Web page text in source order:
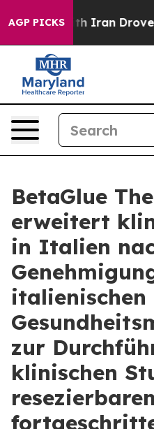
AGP PICKS
war With Iran Drove oil
BetaGlue
erweitert
in Italien
italienischen
zur
klinischen